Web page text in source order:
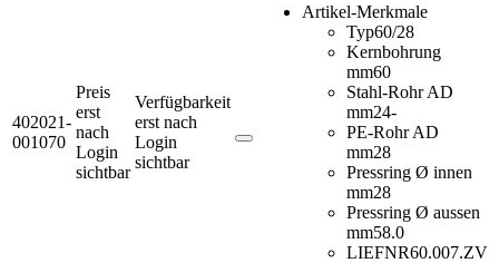
402021-
001070
Preis
erst
nach
Login
sichtbar
Verfügbarkeit
erst nach
Login
sichtbar
Artikel-Merkmale
Typ60/28
Kernbohrung
mm60
Stahl-Rohr AD
mm24-
PE-Rohr AD
mm28
Pressring Ø innen
mm28
Pressring Ø aussen
mm58.0
LIEFNR60.007.ZV